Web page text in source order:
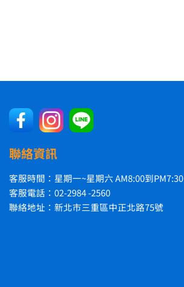
聯絡資訊
客服時間：星期一~星期六 AM8:00到PM7:30
客服電話：02-2984 -2560
聯絡地址：新北市三重區中正北路75號